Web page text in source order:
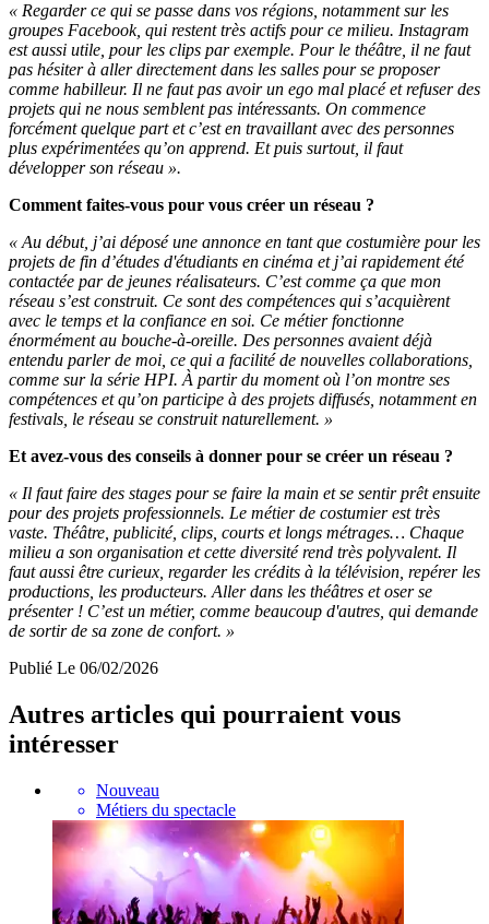
« Regarder ce qui se passe dans vos régions, notamment sur les
groupes Facebook, qui restent très actifs pour ce milieu. Instagram
est aussi utile, pour les clips par exemple. Pour le théâtre, il ne faut
pas hésiter à aller directement dans les salles pour se proposer
comme habilleur. Il ne faut pas avoir un ego mal placé et refuser des
projets qui ne nous semblent pas intéressants. On commence
forcément quelque part et c’est en travaillant avec des personnes
plus expérimentées qu’on apprend. Et puis surtout, il faut
développer son réseau ».
Comment faites-vous pour vous créer un réseau ?
« Au début, j’ai déposé une annonce en tant que costumière pour les
projets de fin d’études d'étudiants en cinéma et j’ai rapidement été
contactée par de jeunes réalisateurs. C’est comme ça que mon
réseau s’est construit. Ce sont des compétences qui s’acquièrent
avec le temps et la confiance en soi. Ce métier fonctionne
énormément au bouche-à-oreille. Des personnes avaient déjà
entendu parler de moi, ce qui a facilité de nouvelles collaborations,
comme sur la série HPI. À partir du moment où l’on montre ses
compétences et qu’on participe à des projets diffusés, notamment en
festivals, le réseau se construit naturellement. »
Et avez-vous des conseils à donner pour se créer un réseau ?
« Il faut faire des stages pour se faire la main et se sentir prêt ensuite
pour des projets professionnels. Le métier de costumier est très
vaste. Théâtre, publicité, clips, courts et longs métrages… Chaque
milieu a son organisation et cette diversité rend très polyvalent. Il
faut aussi être curieux, regarder les crédits à la télévision, repérer les
productions, les producteurs. Aller dans les théâtres et oser se
présenter ! C’est un métier, comme beaucoup d'autres, qui demande
de sortir de sa zone de confort. »
Publié Le 06/02/2026
Autres articles qui pourraient vous
intéresser
Nouveau
Métiers du spectacle